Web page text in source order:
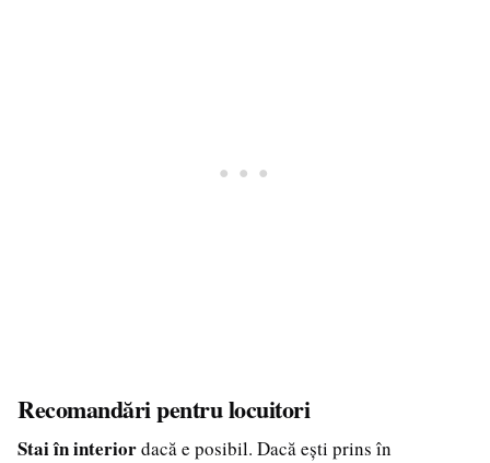
Recomandări pentru locuitori
Stai în interiordacă e posibil. Dacă ești prins în